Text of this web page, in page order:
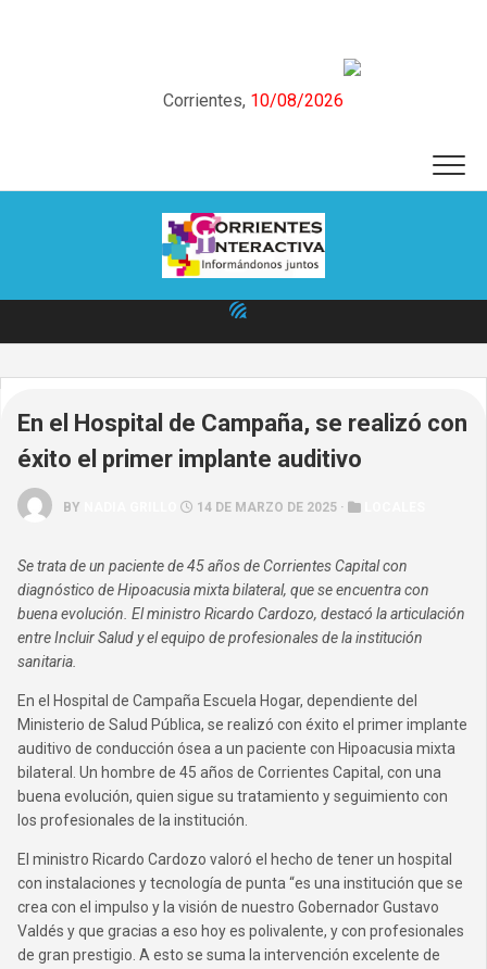
Corrientes, 10/08/2026
En el Hospital de Campaña, se realizó con
éxito el primer implante auditivo
BY 14 DE MARZO DE 2025 ·
Se trata de un paciente de 45 años de Corrientes Capital con
diagnóstico de Hipoacusia mixta bilateral, que se encuentra con
buena evolución. El ministro Ricardo Cardozo, destacó la articulación
entre Incluir Salud y el equipo de profesionales de la institución
sanitaria.
En el Hospital de Campaña Escuela Hogar, dependiente del
Ministerio de Salud Pública, se realizó con éxito el primer implante
auditivo de conducción ósea a un paciente con Hipoacusia mixta
bilateral. Un hombre de 45 años de Corrientes Capital, con una
buena evolución, quien sigue su tratamiento y seguimiento con
los profesionales de la institución.
El ministro Ricardo Cardozo valoró el hecho de tener un hospital
con instalaciones y tecnología de punta “es una institución que se
crea con el impulso y la visión de nuestro Gobernador Gustavo
Valdés y que gracias a eso hoy es polivalente, y con profesionales
de gran prestigio. A esto se suma la intervención excelente de